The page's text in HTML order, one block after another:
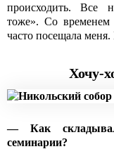
происходить. Все
тоже». Со
часто посещала
Хочу-
— Как
семинарии?